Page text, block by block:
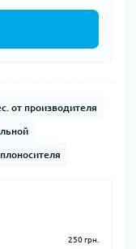
от производителя
250 грн.